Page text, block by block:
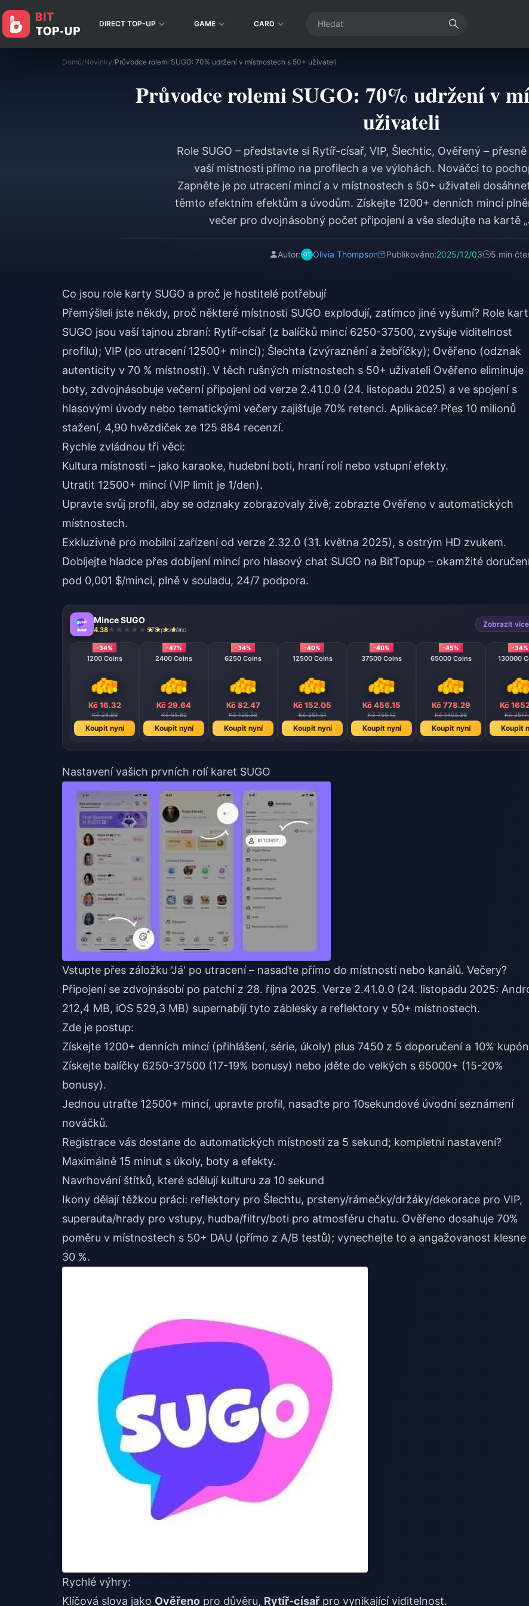
DIRECT TOP-UP GAME CARD
Domů/Novinky/Průvodce rolemi SUGO: 70% udržení v místnostech s 50+ uživateli
Průvodce rolemi SUGO: 70% udržení v
uživateli
Role SUGO – představte si Rytíř-císař, VIP, Šlechtic, Ověřený –
vaší místnosti přímo na profilech a ve výlohách. Nováčci to
Zapněte je po utracení mincí a v místnostech s 50+ uživateli
těmto efektním efektům a úvodům. Získejte 1200+ denních mincí
večer pro dvojnásobný počet připojení a vše sledujte na kartě
Autor: Olivia Thompson Publikováno:2025/12/03 5 min
Co jsou role karty SUGO a proč je hostitelé potřebují
Přemýšleli jste někdy, proč některé místnosti SUGO explodují, zatímco jiné vyšumí? Role
SUGO jsou vaší tajnou zbraní: Rytíř-císař (z balíčků mincí 6250-37500, zvyšuje viditelnost
profilu); VIP (po utracení 12500+ mincí); Šlechta (zvýraznění a žebříčky); Ověřeno (odznak
autenticity v 70 % místností). V těch rušných místnostech s 50+ uživateli Ověřeno eliminuje
boty, zdvojnásobuje večerní připojení od verze 2.41.0.0 (24. listopadu 2025) a ve spojení s
hlasovými úvody nebo tematickými večery zajišťuje 70% retenci. Aplikace? Přes 10 milionů
stažení, 4,90 hvězdiček ze 125 884 recenzí.
Rychle zvládnou tři věci:
Kultura místnosti – jako karaoke, hudební boti, hraní rolí nebo vstupní efekty.
Utratit 12500+ mincí (VIP limit je 1/den).
Upravte svůj profil, aby se odznaky zobrazovaly živě; zobrazte Ověřeno v automatických
místnostech.
Exkluzivně pro mobilní zařízení od verze 2.32.0 (31. května 2025), s ostrým HD zvukem.
Dobíjejte hladce přes dobíjení mincí pro hlasový chat SUGO na BitTopup – okamžité
pod 0,001 $/minci, plně v souladu, 24/7 podpora.
Mince SUGO
4.38 978 prodáno
Zobrazit více
-34%
1200 Coins
Kč 16.32
Kč 24.89
Koupit nyní
-47%
2400 Coins
Kč 29.64
Kč 55.82
Koupit nyní
-34%
6250 Coins
Kč 82.47
Kč 125.59
Koupit nyní
-40%
12500 Coins
Kč 152.05
Kč 251.51
Koupit nyní
-40%
37500 Coins
Kč 456.15
Kč 755.12
Koupit nyní
-45%
65000 Coins
Kč 778.29
Kč 1403.26
Koupit nyní
-34%
130000
Kč
Kč
Koupit
Nastavení vašich prvních rolí karet SUGO
Vstupte přes záložku 'Já' po utracení – nasaďte přímo do místností nebo kanálů. Večery?
Připojení se zdvojnásobí po patchi z 28. října 2025. Verze 2.41.0.0 (24. listopadu 2025:
212,4 MB, iOS 529,3 MB) supernabíjí tyto záblesky a reflektory v 50+ místnostech.
Zde je postup:
Získejte 1200+ denních mincí (přihlášení, série, úkoly) plus 7450 z 5 doporučení a 10%
Získejte balíčky 6250-37500 (17-19% bonusy) nebo jděte do velkých s 65000+ (15-20%
bonusy).
Jednou utraťte 12500+ mincí, upravte profil, nasaďte pro 10sekundové úvodní seznámení
nováčků.
Registrace vás dostane do automatických místností za 5 sekund; kompletní nastavení?
Maximálně 15 minut s úkoly, boty a efekty.
Navrhování štítků, které sdělují kulturu za 10 sekund
Ikony dělají těžkou práci: reflektory pro Šlechtu, prsteny/rámečky/držáky/dekorace pro VIP,
superauta/hrady pro vstupy, hudba/filtry/boti pro atmosféru chatu. Ověřeno dosahuje 70%
poměru v místnostech s 50+ DAU (přímo z A/B testů); vynechejte to a angažovanost klesne
30 %.
Rychlé výhry:
Klíčová slova jako Ověřeno pro důvěru, Rytíř-císařpro vynikající viditelnost.